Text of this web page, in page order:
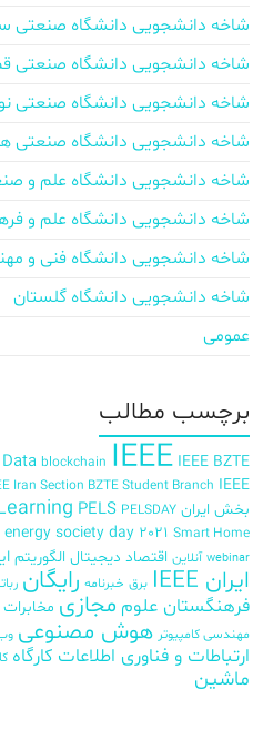
شاخه دانشجویی دانشگاه صنعتی
شاخه دانشجویی دانشگاه صنعتی
شاخه دانشجویی دانشگاه صنعتی
شاخه دانشجویی دانشگاه صنعتی
شاخه دانشجویی دانشگاه علم و
شاخه دانشجویی دانشگاه علم و
شاخه دانشجویی دانشگاه فنی و
شاخه دانشجویی دانشگاه گلستان
عمومی
برچسب‌ مطالب
blockchain IEEE IEEE BZTE
Iran Section BZTE Student Branch IEEE
بخش ایران
PELS PELSDAY
society day 2021 Smart Home
webinar آنلاین اقتصاد دیجیتال الگوریتم
ایران IEEE
برق خبرنامه رایگان
فرهنگستان علوم مجازی مخابرات
مهندسی کامپیوتر هوش مصنوعی
ارتباطات و فناوری اطلاعات کارگاه
ماشین